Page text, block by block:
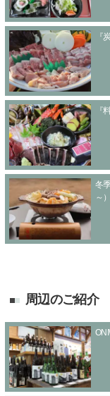
『
『
冬
～）
周辺のご紹介